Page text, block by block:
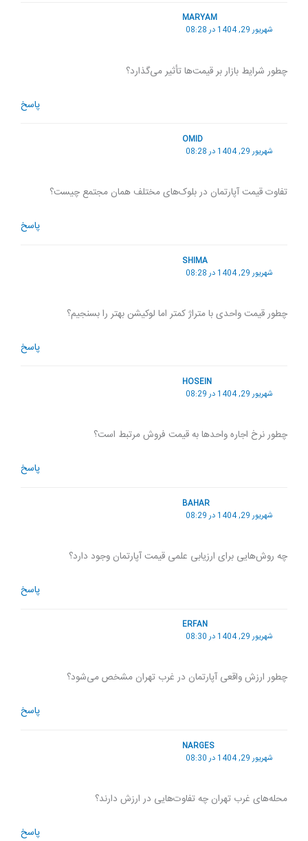
MARYAM
شهریور 29, 1404 در 08:28
چطور شرایط بازار بر قیمت‌ها تأثیر می‌گذارد؟
پاسخ
OMID
شهریور 29, 1404 در 08:28
تفاوت قیمت آپارتمان در بلوک‌های مختلف همان مجتمع چیست؟
پاسخ
SHIMA
شهریور 29, 1404 در 08:28
چطور قیمت واحدی با متراژ کمتر اما لوکیشن بهتر را بسنجیم؟
پاسخ
HOSEIN
شهریور 29, 1404 در 08:29
چطور نرخ اجاره واحدها به قیمت فروش مرتبط است؟
پاسخ
BAHAR
شهریور 29, 1404 در 08:29
چه روش‌هایی برای ارزیابی علمی قیمت آپارتمان وجود دارد؟
پاسخ
ERFAN
شهریور 29, 1404 در 08:30
چطور ارزش واقعی آپارتمان در غرب تهران مشخص می‌شود؟
پاسخ
NARGES
شهریور 29, 1404 در 08:30
محله‌های غرب تهران چه تفاوت‌هایی در ارزش دارند؟
پاسخ